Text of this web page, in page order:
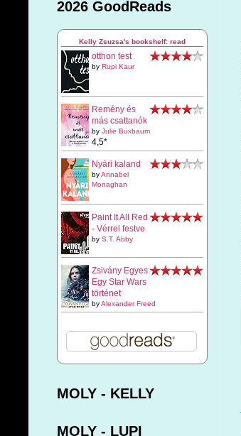
2026 GoodReads
Kelly Zsuzsa's bookshelf: read
otthon test
by Rupi Kaur
Remény és
más csattanók
by Julie Buxbaum
4,5*
Nyári kaland
byAnnabel
Monaghan
Paint It All Red
- Vérrel festve
by S.T. Abby
Zsivány Egyes:
Egy Star Wars
történet
byAlexander Freed
MOLY - KELLY
MOLY - LUPI